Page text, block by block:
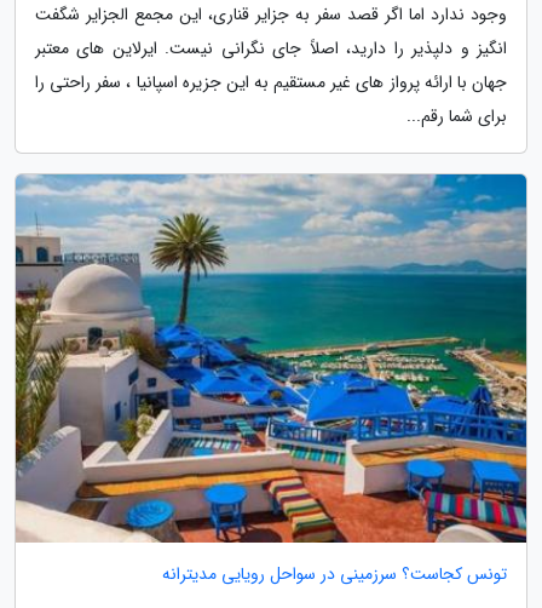
وجود ندارد اما اگر قصد سفر به جزایر قناری، این مجمع الجزایر شگفت
انگیز و دلپذیر را دارید، اصلاً جای نگرانی نیست. ایرلاین های معتبر
جهان با ارائه پرواز های غیر مستقیم به این جزیره اسپانیا ، سفر راحتی را
برای شما رقم...
تونس کجاست؟ سرزمینی در سواحل رویایی مدیترانه